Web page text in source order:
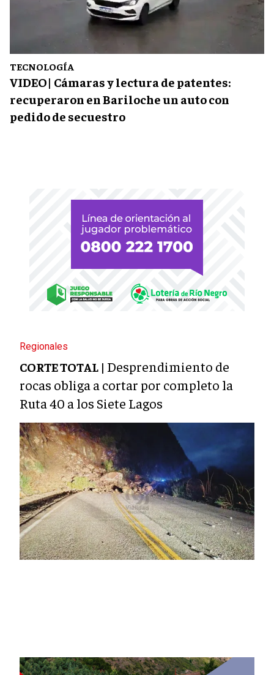
TECNOLOGÍA
VIDEO| Cámaras y lectura de patentes:
recuperaron en Bariloche un auto con
pedido de secuestro
Regionales
CORTE TOTAL | Desprendimiento de
rocas obliga a cortar por completo la
Ruta 40 a los Siete Lagos